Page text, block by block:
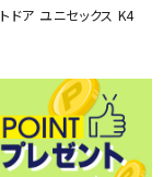
ドア ユニセックス K4